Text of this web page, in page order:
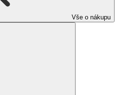
Vše o nákupu